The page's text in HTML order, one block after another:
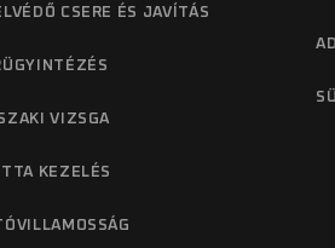
CSERE ÉS JAVÍTÁS
VIZSGA
KEZELÉS